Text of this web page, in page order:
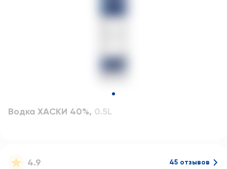
Водка ХАСКИ 40%, 0.5L
4.9 45 отзывов